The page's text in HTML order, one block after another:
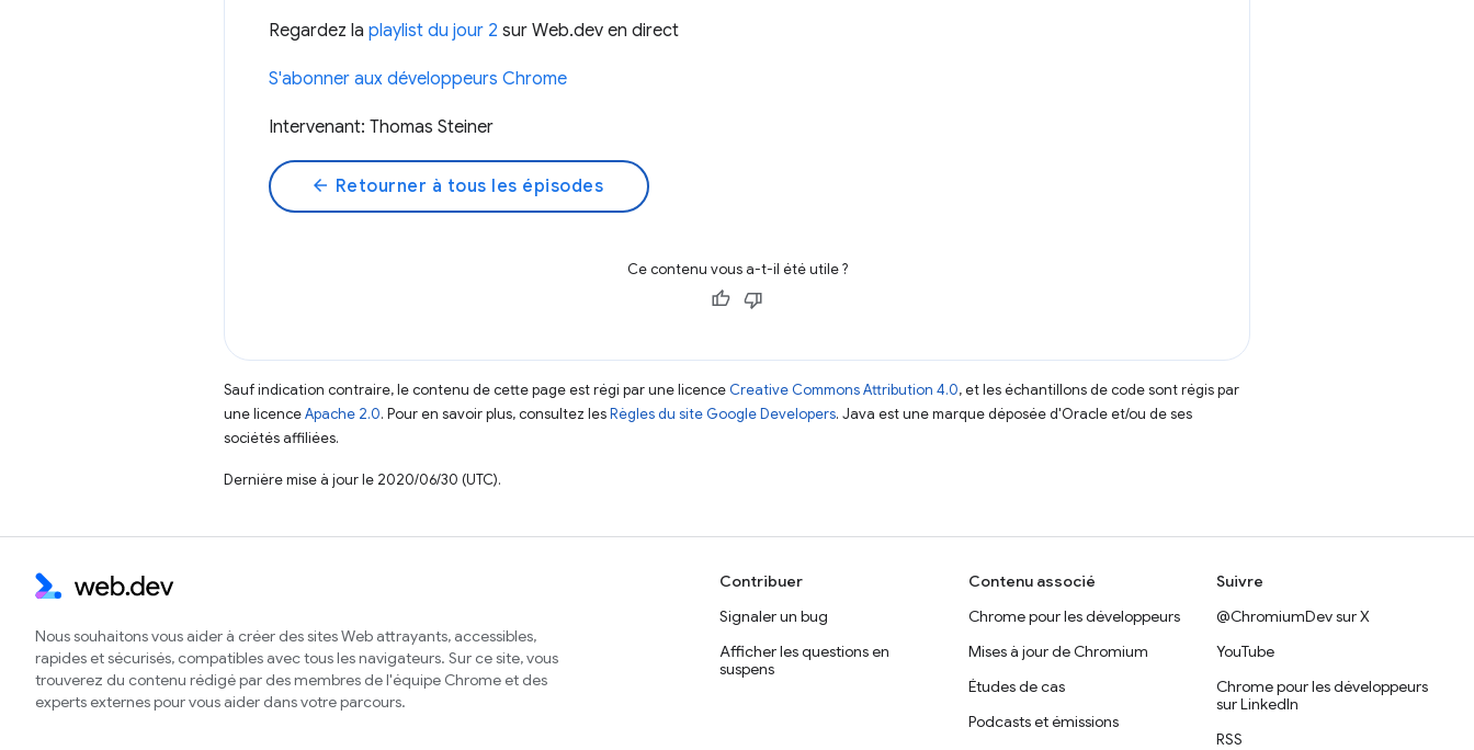
Regardez la playlist du jour 2 sur Web.dev en direct
S'abonner aux développeurs Chrome
Intervenant: Thomas Steiner
arrow_back Retourner à tous les épisodes
Ce contenu vous a-t-il été utile ?
Sauf indication contraire, le contenu de cette page est régi par une licence Creative Commons Attribution 4.0, et les échantillons de code sont régis par
une licenceApache 2.0. Pour en savoir plus, consultez lesRègles du site Google Developers. Java est une marque déposée d'Oracle et/ou de ses
sociétés affiliées.
Dernière mise à jour le 2020/06/30 (UTC).
Nous souhaitons vous aider à créer des sites Web attrayants, accessibles,
rapides et sécurisés, compatibles avec tous les navigateurs. Sur ce site, vous
trouverez du contenu rédigé par des membres de l'équipe Chrome et des
experts externes pour vous aider dans votre parcours.
Contribuer
Signaler un bug
Afficher les questions en
suspens
Contenu associé
Chrome pour les développeurs
Mises à jour de Chromium
Études de cas
Podcasts et émissions
Suivre
@ChromiumDev sur X
YouTube
Chrome pour les développeurs
sur LinkedIn
RSS